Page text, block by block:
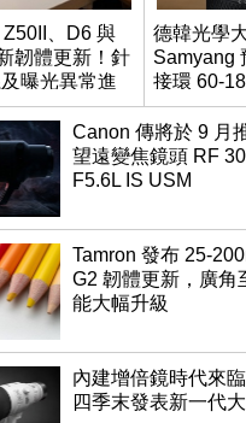
、D6 與
韌體更新！針
曝光異常進
德韓光學
Samyang
接環 60-
變焦鏡
Canon 傳將於 9 月
望遠變焦鏡頭 RF
F5.6L IS USM
Tamron 發布 25-
G2 韌體更新，廣角
能大幅升級
內建增倍鏡時代來
四季末發表新一代